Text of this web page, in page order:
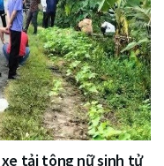
tải tông nữ sinh tử